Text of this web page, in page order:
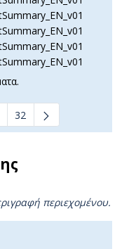
σελίδες Use
32
περιεχομένου.